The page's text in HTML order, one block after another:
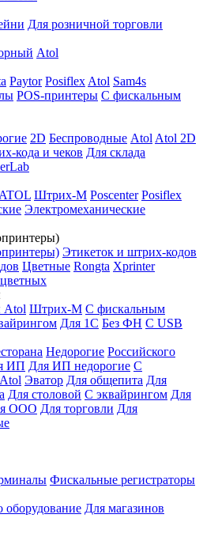
Для розничной торговли
Atol
Paytor Posiflex Atol Sam4s
POS-принтеры С фискальным
2D Беспроводные Atol Atol 2D
кода и чеков Для склада
ATOL Штрих-М Poscenter Posiflex
Электромеханические
Этикеток и штрих-кодов
Цветные Rongta Xprinter
Atol Штрих-М С фискальным
Для 1С Без ФН С USB
Недорогие Российского
ИП Для ИП недорогие С
Atol Эватор Для общепита Для
Для столовой С эквайрингом Для
ООО Для торговли Для
Фискальные регистраторы
оборудование Для магазинов